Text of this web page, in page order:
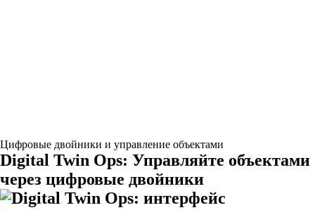
Цифровые двойники и управление объектами
Digital Twin Ops: Управляйте объектами
через цифровые двойники